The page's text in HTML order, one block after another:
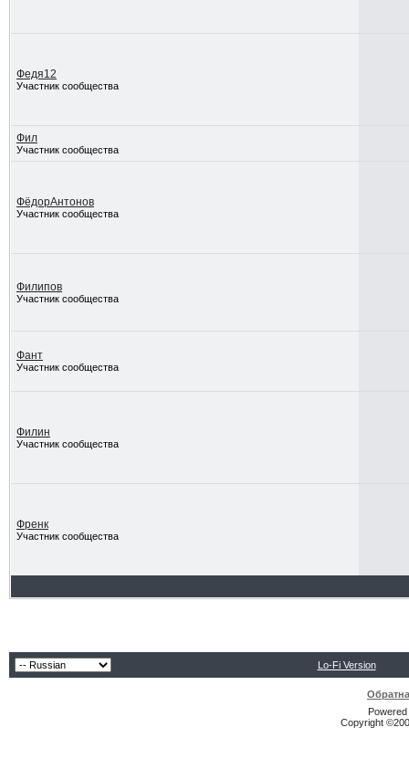
Федя12
Участник сообщества
Фил
Участник сообщества
ФёдорАнтонов
Участник сообщества
Филипов
Участник сообщества
Фант
Участник сообщества
Филин
Участник сообщества
Френк
Участник сообщества
Lo-Fi Version
Copyright